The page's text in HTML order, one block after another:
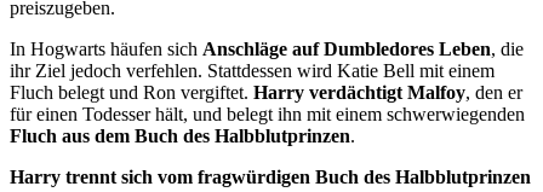
preiszugeben.
In Hogwarts häufen sich Anschläge auf Dumbledores Leben, die
ihr Ziel jedoch verfehlen. Stattdessen wird Katie Bell mit einem
Fluch belegt und Ron vergiftet. Harry verdächtigt Malfoy, den er
für einen Todesser hält, und belegt ihn mit einem schwerwiegenden
Fluch aus dem Buch des Halbblutprinzen.
Harry trennt sich vom fragwürdigen Buch des Halbblutprinzen